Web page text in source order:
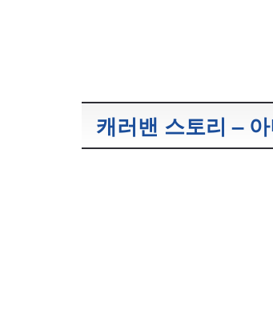
캐러밴 스토리 –